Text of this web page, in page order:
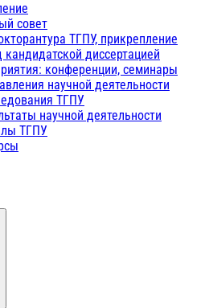
совет
ТГПУ, прикрепление
диссертацией
конференции, семинары
научной деятельности
ТГПУ
научной деятельности
ТГПУ